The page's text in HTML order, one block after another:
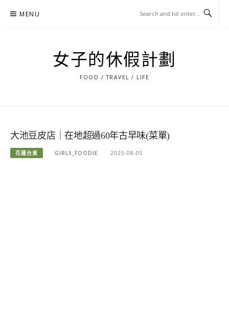
MENU
女子的休假計劃
FOOD / TRAVEL / LIFE
大池豆皮店｜在地超過60年古早味(菜單)
花蓮台東 GIRLS_FOODIE 2025-08-05